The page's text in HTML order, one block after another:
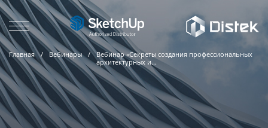
Главная / Вебинары /
Вебинар «Секреты создания профессиональных
архитектурных и...